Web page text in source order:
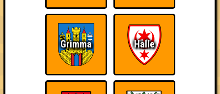
Knapp daneben!
Schon wieder zum
Wiederzehn macht
Grimma Halle